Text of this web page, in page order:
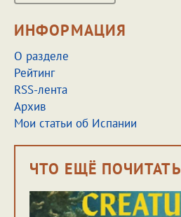
ИНФОРМАЦИЯ
О разделе
Рейтинг
RSS-лента
Архив
Мои статьи об Испании
ЧТО ЕЩЁ ПОЧИТАТЬ